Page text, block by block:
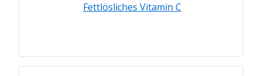
Fettlösliches Vitamin C